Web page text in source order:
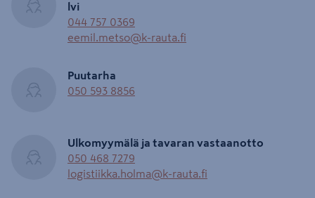
lvi
044 757 0369
eemil.metso@k-rauta.fi
Puutarha
050 593 8856
Ulkomyymälä ja tavaran vastaanotto
050 468 7279
logistiikka.holma@k-rauta.fi